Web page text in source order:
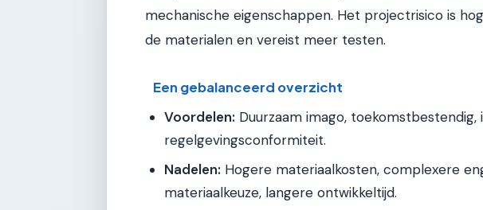
mechanische eigenschappen. Het projectrisico is
de materialen en vereist meer testen.
Een gebalanceerd overzicht
Voordelen: Duurzaam imago,
regelgevingsconformiteit.
Nadelen: Hogere materiaalkosten, complexere
materiaalkeuze, langere ontwikkeltijd.